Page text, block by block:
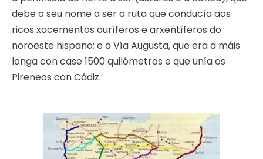
debe o seu nome a ser a ruta que conducía aos
ricos xacementos auríferos e arxentíferos do
noroeste hispano; e a Vía Augusta, que era a máis
longa con case 1500 quilómetros e que unía os
Pireneos con Cádiz.